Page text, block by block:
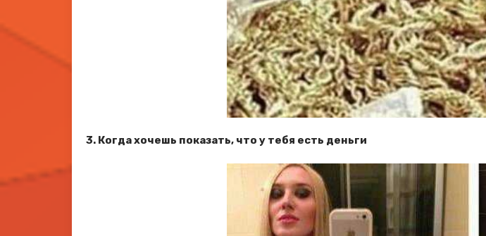
3. Когда хочешь показать, что у тебя есть деньги